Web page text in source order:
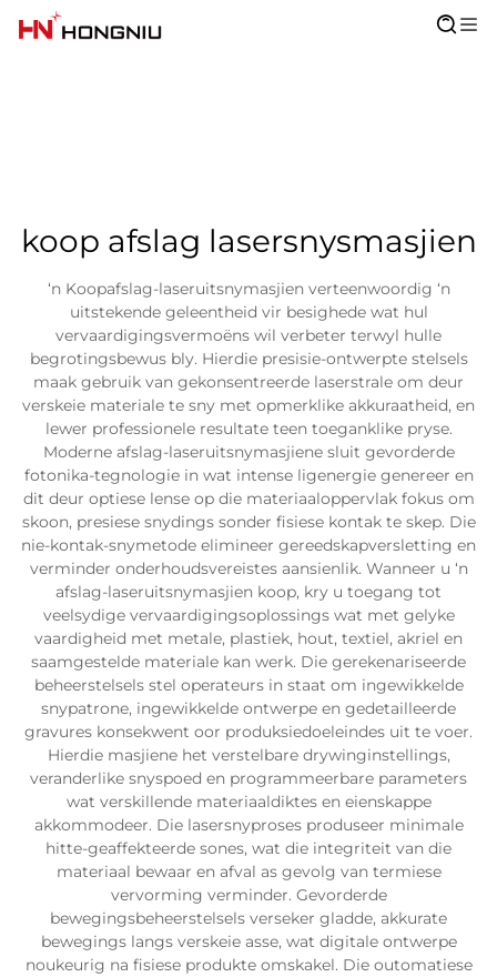
koop afslag lasersnysmasjien
‘n Koopafslag-laseruitsnymasjien verteenwoordig ‘n
uitstekende geleentheid vir besighede wat hul
vervaardigingsvermoëns wil verbeter terwyl hulle
begrotingsbewus bly. Hierdie presisie-ontwerpte stelsels
maak gebruik van gekonsentreerde laserstrale om deur
verskeie materiale te sny met opmerklike akkuraatheid, en
lewer professionele resultate teen toeganklike pryse.
Moderne afslag-laseruitsnymasjiene sluit gevorderde
fotonika-tegnologie in wat intense ligenergie genereer en
dit deur optiese lense op die materiaaloppervlak fokus om
skoon, presiese snydings sonder fisiese kontak te skep. Die
nie-kontak-snymetode elimineer gereedskapversletting en
verminder onderhoudsvereistes aansienlik. Wanneer u ‘n
afslag-laseruitsnymasjien koop, kry u toegang tot
veelsydige vervaardigingsoplossings wat met gelyke
vaardigheid met metale, plastiek, hout, textiel, akriel en
saamgestelde materiale kan werk. Die gerekenariseerde
beheerstelsels stel operateurs in staat om ingewikkelde
snypatrone, ingewikkelde ontwerpe en gedetailleerde
gravures konsekwent oor produksiedoeleindes uit te voer.
Hierdie masjiene het verstelbare drywinginstellings,
veranderlike snyspoed en programmeerbare parameters
wat verskillende materiaaldiktes en eienskappe
akkommodeer. Die lasersnyproses produseer minimale
hitte-geaffekteerde sones, wat die integriteit van die
materiaal bewaar en afval as gevolg van termiese
vervorming verminder. Gevorderde
bewegingsbeheerstelsels verseker gladde, akkurate
bewegings langs verskeie asse, wat digitale ontwerpe
noukeurig na fisiese produkte omskakel. Die outomatiese